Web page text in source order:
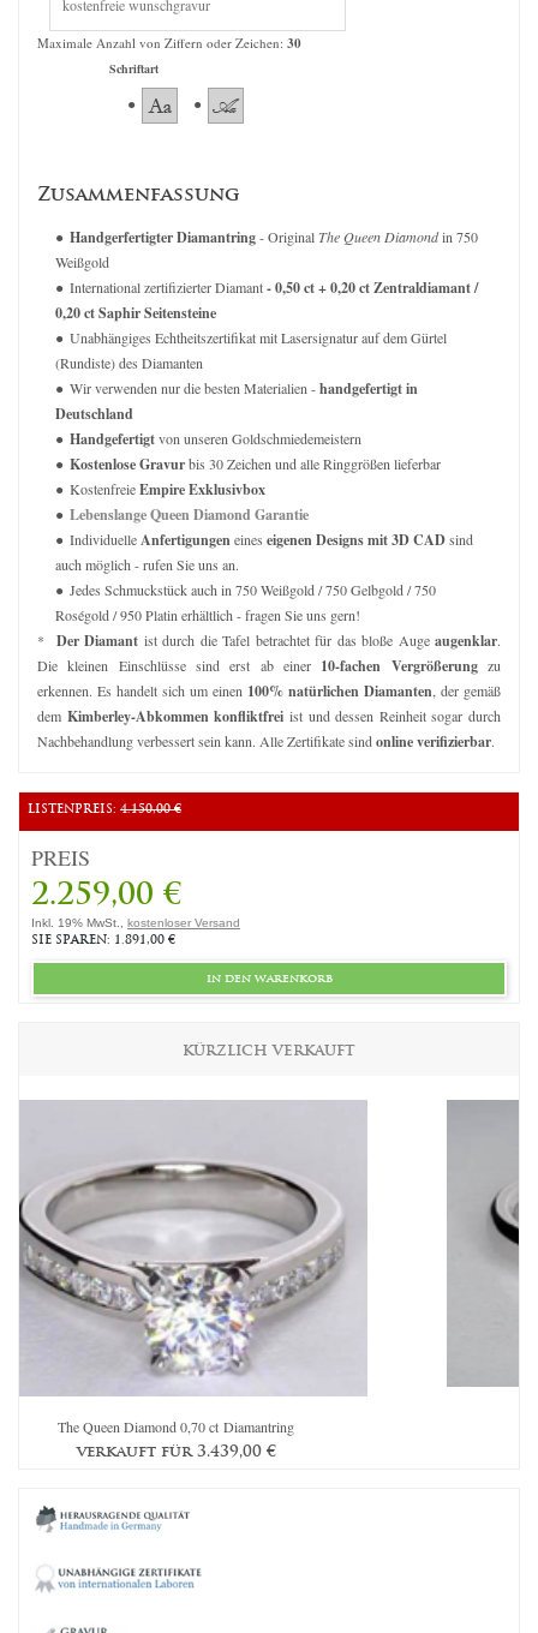
Maximale Anzahl von Ziffern oder Zeichen: 30
Schriftart
Zusammenfassung
Handgerfertigter Diamantring- OriginalThe Queen Diamondin 750
Weißgold
International zertifizierter Diamant- 0,50 ct + 0,20 ct Zentraldiamant /
0,20 ct Saphir Seitensteine
Unabhängiges Echtheitszertifikat mit Lasersignatur auf dem Gürtel
(Rundiste) des Diamanten
Wir verwenden nur die besten Materialien -handgefertigt in
Deutschland
Handgefertigtvon unseren Goldschmiedemeistern
Kostenlose Gravurbis 30 Zeichen und alle Ringgrößen lieferbar
KostenfreieEmpire Exklusivbox
Lebenslange Queen Diamond Garantie
IndividuelleAnfertigungeneines eigenen Designs mit 3D CADsind
auch möglich - rufen Sie uns an.
Jedes Schmuckstück auch in 750 Weißgold / 750 Gelbgold / 750
Roségold / 950 Platin erhältlich - fragen Sie uns gern!
* Der Diamant ist durch die Tafel betrachtet für das bloße Augeaugenklar.
Die kleinen Einschlüsse sind erst ab einer 10-fachen Vergrößerungzu
erkennen. Es handelt sich um einen 100% natürlichen Diamanten , der gemäß
dem Kimberley-Abkommen konfliktfrei ist und dessen Reinheit sogar durch
Nachbehandlung verbessert sein kann. Alle Zertifikate sindonline verifizierbar.
LISTENPREIS: 4.150,00 €
PREIS
2.259,00 €
Inkl. 19% MwSt., kostenloser Versand
SIE SPAREN: 1.891,00 €
in den warenkorb
KÜRZLICH VERKAUFT
The Queen Diamond 0,70 ct Diamantring
verkauft für3.439,00€